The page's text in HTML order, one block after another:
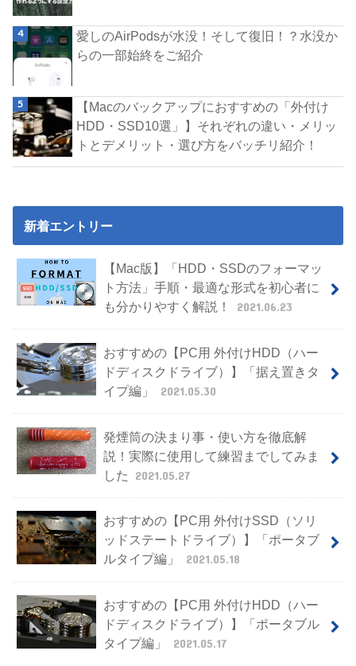
愛しのAirPodsが水没！そして復旧！？水没か
らの一部始終をご紹介
【Macのバックアップにおすすめの「外付け
HDD・SSD10選」】それぞれの違い・メリッ
トとデメリット・選び方をバッチリ紹介！
新着エントリー
【Mac版】「HDD・SSDのフォーマッ
ト方法」手順・最適な形式を初心者に
も分かりやすく解説！
2021.06.23
おすすめの【PC用 外付けHDD（ハー
ドディスクドライブ）】「据え置きタ
イプ編」
2021.05.30
発煙筒の決まり事・使い方を徹底解
説！実際に使用して練習までしてみま
した
2021.05.27
おすすめの【PC用 外付けSSD（ソリ
ッドステートドライブ）】「ポータブ
ルタイプ編」
2021.05.18
おすすめの【PC用 外付けHDD（ハー
ドディスクドライブ）】「ポータブル
タイプ編」
2021.05.17